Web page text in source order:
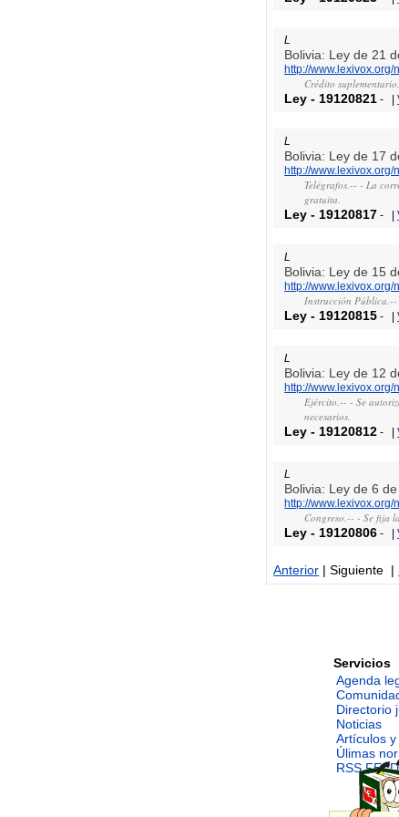
L
Bolivia: Ley de 21
http://www.lexivox.org/
Crédito
Ley - 19120821 - |
L
Bolivia: Ley de 17
http://www.lexivox.org/
Telégrafos.-- - La
gratuita.
Ley - 19120817 - |
L
Bolivia: Ley de 15
http://www.lexivox.org/
Instrucción Pública.--
Ley - 19120815 - |
L
Bolivia: Ley de 12
http://www.lexivox.org/
Ejército.-- - Se
necesarios.
Ley - 19120812 - |
L
Bolivia: Ley de 6
http://www.lexivox.org/
Congreso.-- - Se fija
Ley - 19120806 - |
Anterior | Siguiente |
Servicios
Agenda
Directorio
Noticias
Artículos
Úlimas
RSS FEED